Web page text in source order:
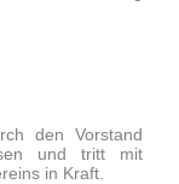
den Vorstand
und tritt mit
in Kraft.